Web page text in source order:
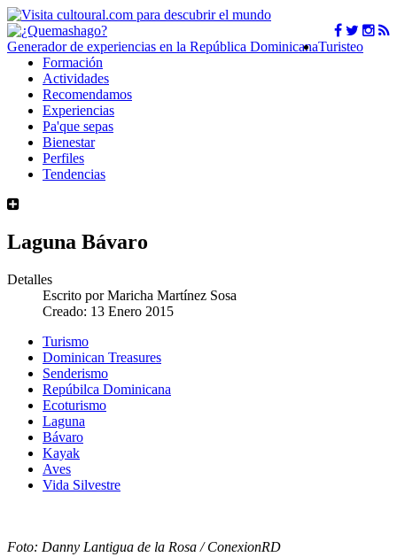
Generador de experiencias en la República DominicanaTuristeo
Formación
Actividades
Recomendamos
Experiencias
Pa'que sepas
Bienestar
Perfiles
Tendencias
Laguna Bávaro
Detalles
Escrito porMaricha Martínez Sosa
Creado: 13 Enero 2015
Turismo
Dominican Treasures
Senderismo
Repúbilca Dominicana
Ecoturismo
Laguna
Bávaro
Kayak
Aves
Vida Silvestre
Foto: Danny Lantigua de la Rosa / ConexionRD